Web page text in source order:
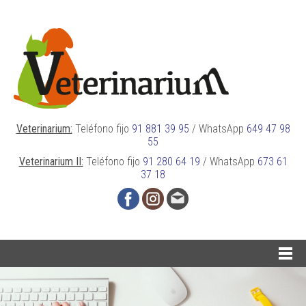
Veterinarium: Teléfono fijo 91 881 39 95 / WhatsApp 649 47 98
55
Veterinarium II: Teléfono fijo 91 280 64 19 / WhatsApp 673 61
37 18